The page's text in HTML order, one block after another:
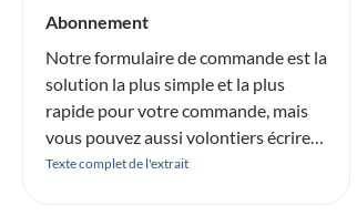
Abonnement
Notre formulaire de commande est la
solution la plus simple et la plus
rapide pour votre commande, mais
vous pouvez aussi volontiers écrire
directement un mail à : mtch-
Texte complet de l'extrait